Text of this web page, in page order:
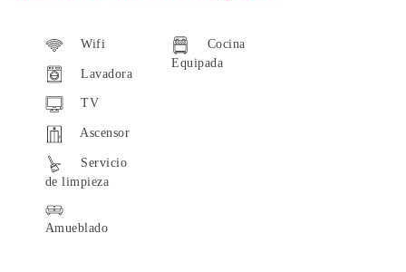
Wifi
Lavadora
TV
Ascensor
Servicio
de limpieza
Amueblado
Cocina
Equipada